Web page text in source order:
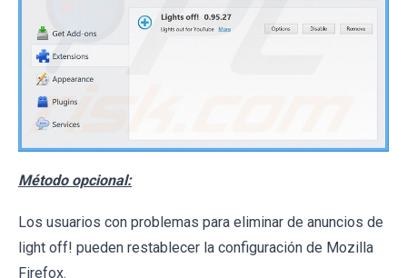
Método opcional:
Los usuarios con problemas para eliminar de anuncios de
light off! pueden restablecer la configuración de Mozilla
Firefox.